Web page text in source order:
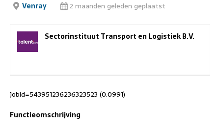
Venray 2 maanden geleden geplaatst
Sectorinstituut Transport en Logistiek B.V.
Jobid=543951236236323523 (0.0991)
Functieomschrijving